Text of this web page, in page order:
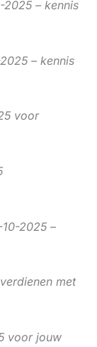
– kennis
– kennis
voor
2025 –
met
voor jouw